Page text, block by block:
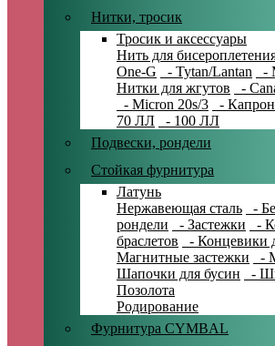
Нитки, тросик
Тросик и аксессуары
Нить для
One-G
- Tytan/Lantan
-
Нитки для жгутов
-
- Micron 20s/3
-
70 ЛЛ
- 100 ЛЛ
Подвески, рондели
Стойкая фурнитура
Латунь
Нержавеющая сталь
-
рондели
- Застежки
-
браслетов
- Концевики
Магнитные застежки
-
Шапочки для бусин
-
Позолота
Родирование
Фурнитура CYMBAL